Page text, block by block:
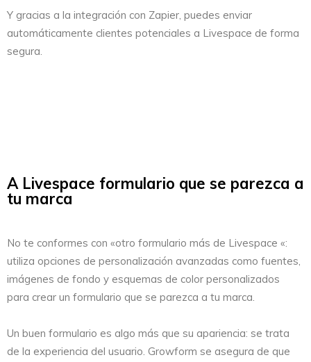
Y gracias a la integración con Zapier, puedes enviar
automáticamente clientes potenciales a Livespace de forma
segura.
A Livespace formulario que se parezca a
tu marca
No te conformes con «otro formulario más de Livespace «:
utiliza opciones de personalización avanzadas como fuentes,
imágenes de fondo y esquemas de color personalizados
para crear un formulario que se parezca a tu marca.
Un buen formulario es algo más que su apariencia: se trata
de la experiencia del usuario. Growform se asegura de que